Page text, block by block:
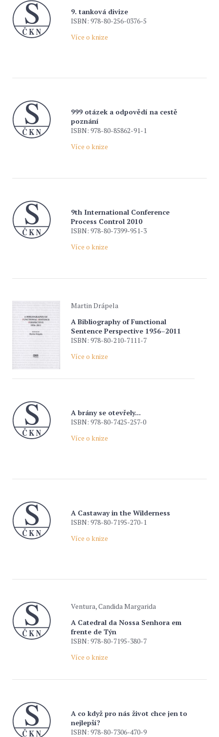
9. tanková divize
ISBN: 978-80-256-0376-5
Více o knize
999 otázek a odpovědí na cestě
poznání
ISBN: 978-80-85862-91-1
Více o knize
9th International Conference
Process Control 2010
ISBN: 978-80-7399-951-3
Více o knize
Martin Drápela
A Bibliography of Functional
Sentence Perspective 1956–2011
ISBN: 978-80-210-7111-7
Více o knize
A brány se otevřely...
ISBN: 978-80-7425-257-0
Více o knize
A Castaway in the Wilderness
ISBN: 978-80-7195-270-1
Více o knize
Ventura, Candida Margarida
A Catedral da Nossa Senhora em
frente de Týn
ISBN: 978-80-7195-380-7
Více o knize
A co když pro nás život chce jen to
nejlepší?
ISBN: 978-80-7306-470-9